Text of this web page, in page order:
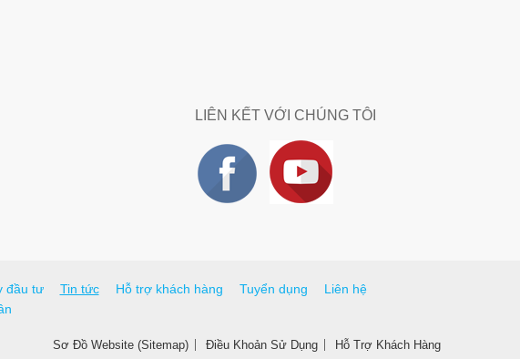
LIÊN KẾT VỚI CHÚNG TÔI
đầu tư Tin tức Hỗ trợ khách hàng Tuyển dụng
Liên hệ
Sơ Đồ Website (Sitemap) Điều Khoản Sử Dụng Hỗ Trợ Khách Hàng